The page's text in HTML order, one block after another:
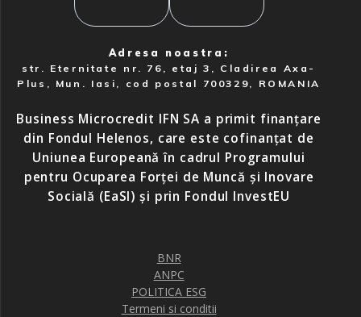
Adresa noastra:
str. Eternitate nr. 76, etaj 3, Cladirea Axa-
Plus, Mun. Iasi, cod postal 700329, ROMANIA
Business Microcredit IFN SA a primit finanțare
din Fondul Helenos, care este cofinanțat de
Uniunea Europeană în cadrul Programului
pentru Ocuparea Forței de Muncă și Inovare
Socială (EaSI) și prin Fondul InvestEU
BNR
ANPC
POLITICA ESG
Termeni si conditii